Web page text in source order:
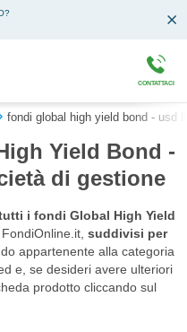
CONTATTACI
fondi global high yield bond - usd
Yield Bond -
di gestione
i fondi Global High Yield
suddivisi per
appartenente alla categoria
e, se desideri avere ulteriori
prodotto cliccando sul